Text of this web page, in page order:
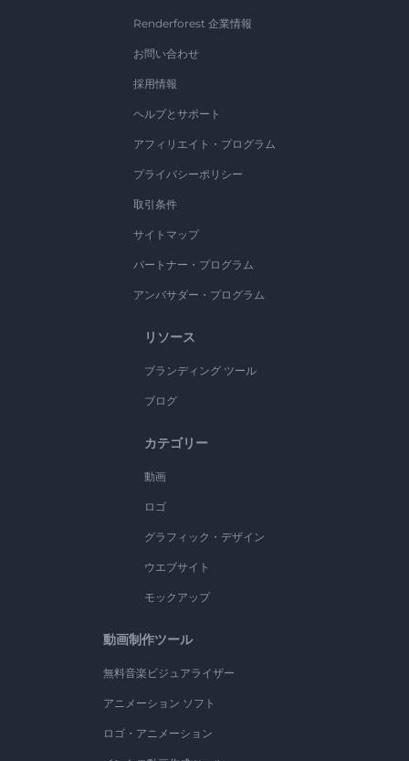
Renderforest 企業情報
お問い合わせ
採用情報
ヘルプとサポート
アフィリエイト・プログラム
プライバシーポリシー
取引条件
サイトマップ
パートナー・プログラム
アンバサダー・プログラム
リソース
ブランディング ツール
ブログ
カテゴリー
動画
ロゴ
グラフィック・デザイン
ウエブサイト
モックアップ
動画制作ツール
無料音楽ビジュアライザー
アニメーション ソフト
ロゴ・アニメーション